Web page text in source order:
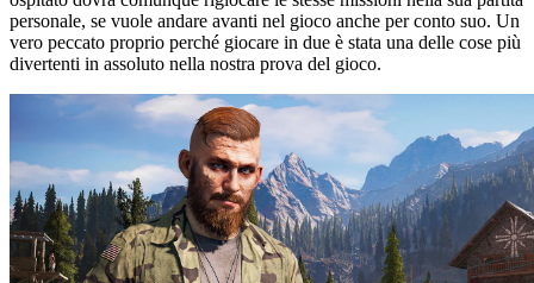
personale, se vuole andare avanti nel gioco anche per conto suo. Un
vero peccato proprio perché giocare in due è stata una delle cose più
divertenti in assoluto nella nostra prova del gioco.